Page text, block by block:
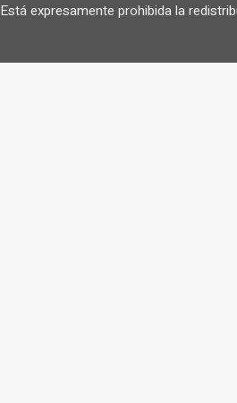
Está expresamente prohibida la